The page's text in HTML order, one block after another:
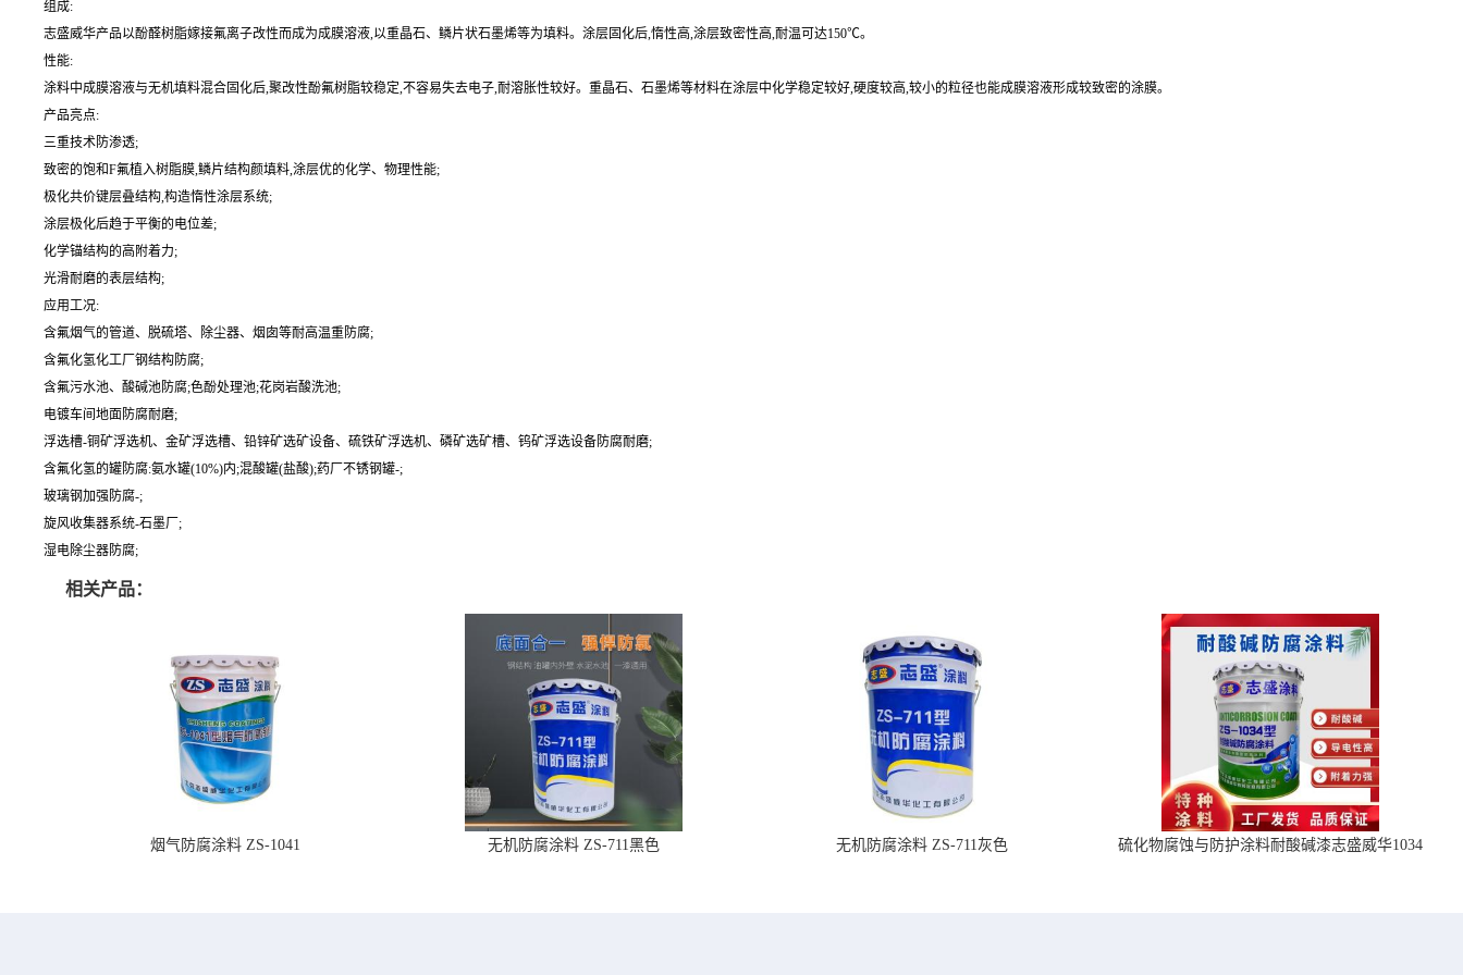
组成:
志盛威华产品以酚醛树脂嫁接氟离子改性而成为成膜溶液,以重晶石、鳞片状石墨烯等为填料。涂层固化后,惰性高,涂层致密性高,耐温可达150℃。
性能:
涂料中成膜溶液与无机填料混合固化后,聚改性酚氟树脂较稳定,不容易失去电子,耐溶胀性较好。重晶石、石墨烯等材料在涂层中化学稳定较好,硬度较高,较小的粒径也能成膜溶液形成较致密的涂膜。
产品亮点:
三重技术防渗透;
致密的饱和F氟植入树脂膜,鳞片结构颜填料,涂层优的化学、物理性能;
极化共价键层叠结构,构造惰性涂层系统;
涂层极化后趋于平衡的电位差;
化学锚结构的高附着力;
光滑耐磨的表层结构;
应用工况:
含氟烟气的管道、脱硫塔、除尘器、烟囱等耐高温重防腐;
含氟化氢化工厂钢结构防腐;
含氟污水池、酸碱池防腐;色酚处理池;花岗岩酸洗池;
电镀车间地面防腐耐磨;
浮选槽-铜矿浮选机、金矿浮选槽、铅锌矿选矿设备、硫铁矿浮选机、磷矿选矿槽、钨矿浮选设备防腐耐磨;
含氟化氢的罐防腐:氨水罐(10%)内;混酸罐(盐酸);药厂不锈钢罐-;
玻璃钢加强防腐-;
旋风收集器系统-石墨厂;
湿电除尘器防腐;
相关产品：
烟气防腐涂料 ZS-1041 无机防腐涂料 ZS-711黑色 无机防腐涂料 ZS-711灰色 硫化物腐蚀与防护涂料耐酸碱漆志盛威华1034